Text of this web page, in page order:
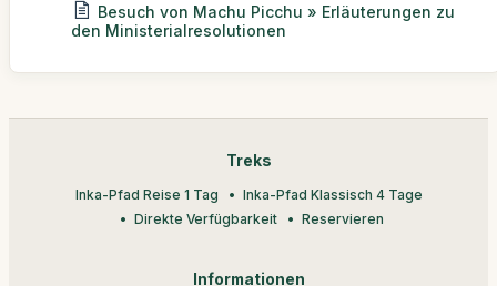
Besuch von Machu Picchu » Erläuterungen zu
den Ministerialresolutionen
Treks
Inka-Pfad Reise 1 Tag
Inka-Pfad Klassisch 4 Tage
Direkte Verfügbarkeit
Reservieren
Informationen